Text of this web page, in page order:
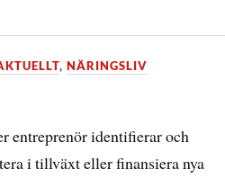
,NÄRINGSLIV
entreprenör identifierar och
i tillväxt eller finansiera nya